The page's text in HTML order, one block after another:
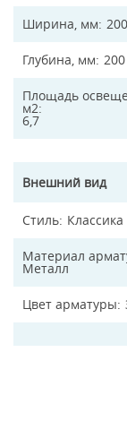
Ширина, мм 200
Глубина, мм 200
Площадь
м2
6,7
Внешний вид
Стиль Классика
Материал
Металл
Цвет арматуры